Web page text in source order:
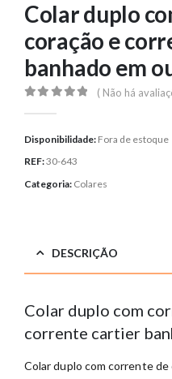
Colar duplo
coração e
banhado em
( Não há
Disponibilidade: Fora de estoque
REF:30-643
Categoria: Colares
DESCRIÇÃO
Colar duplo com
corrente cartier
Colar duplo com corrente